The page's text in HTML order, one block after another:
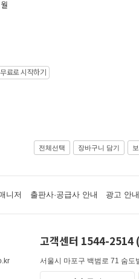
료로 시작하기
전체선택 장바구니 담기
니저 출판사·공급사 안내 광고 안내
고객센터 1544-2514
서울시 마포구 백범로 71 숨도